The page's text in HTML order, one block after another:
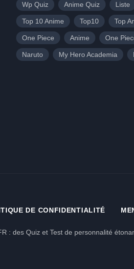
Wp Quiz Anime Quiz Liste
Top 10 Anime Top10 Top
One Piece Anime One
Naruto My Hero Academia
DE CONFIDENTIALITÉ
: des Quiz et Test de personnalité